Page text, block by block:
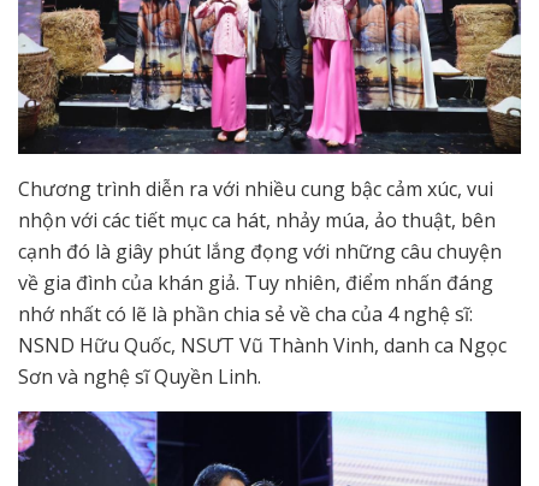
Chương trình diễn ra với nhiều cung bậc cảm xúc, vui
nhộn với các tiết mục ca hát, nhảy múa, ảo thuật, bên
cạnh đó là giây phút lắng đọng với những câu chuyện
về gia đình của khán giả. Tuy nhiên, điểm nhấn đáng
nhớ nhất có lẽ là phần chia sẻ về cha của 4 nghệ sĩ:
NSND Hữu Quốc, NSƯT Vũ Thành Vinh, danh ca Ngọc
Sơn và nghệ sĩ Quyền Linh.